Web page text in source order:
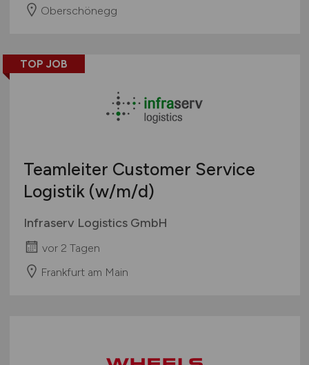
Oberschönegg
TOP JOB
Teamleiter Customer Service
Logistik (w/m/d)
Infraserv Logistics GmbH
vor 2 Tagen
Frankfurt am Main